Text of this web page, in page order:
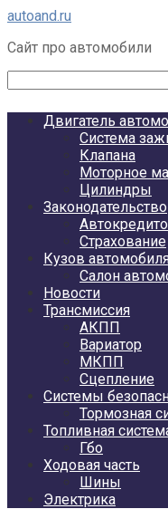
Перейти
контенту
autoand.ru
Сайт про автомобили
Двигатель
Система
Клапана
Моторное
Цилиндры
Законодательство
Страхование
Кузов
Салон
Новости
Трансмиссия
АКПП
Вариатор
МКПП
Сцепление
Системы
Тормозная
Топливная
Гбо
Ходовая часть
Шины
Электрика